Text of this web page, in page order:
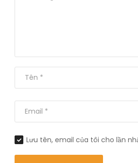
Lưu tên, email của tôi cho lần